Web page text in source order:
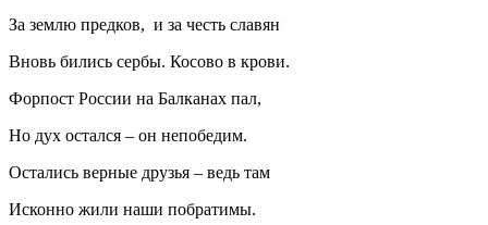
За землю предков, и за честь славян
Вновь бились сербы. Косово в крови.
Форпост России на Балканах пал,
Но дух остался – он непобедим.
Остались верные друзья – ведь там
Исконно жили наши побратимы.